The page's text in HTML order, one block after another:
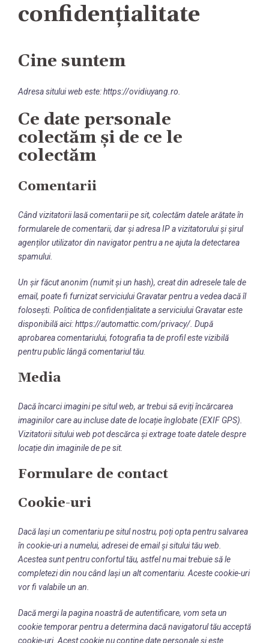
confidențialitate
Cine suntem
Adresa sitului web este: https://ovidiuyang.ro.
Ce date personale
colectăm și de ce le
colectăm
Comentarii
Când vizitatorii lasă comentarii pe sit, colectăm datele arătate în
formularele de comentarii, dar și adresa IP a vizitatorului și șirul
agenților utilizator din navigator pentru a ne ajuta la detectarea
spamului.
Un șir făcut anonim (numit și un hash), creat din adresele tale de
email, poate fi furnizat serviciului Gravatar pentru a vedea dacă îl
folosești. Politica de confidențialitate a serviciului Gravatar este
disponibilă aici: https://automattic.com/privacy/. După
aprobarea comentariului, fotografia ta de profil este vizibilă
pentru public lângă comentariul tău.
Media
Dacă încarci imagini pe situl web, ar trebui să eviți încărcarea
imaginilor care au incluse date de locație înglobate (EXIF GPS).
Vizitatorii sitului web pot descărca și extrage toate datele despre
locație din imaginile de pe sit.
Formulare de contact
Cookie-uri
Dacă lași un comentariu pe situl nostru, poți opta pentru salvarea
în cookie-uri a numelui, adresei de email și sitului tău web.
Acestea sunt pentru confortul tău, astfel nu mai trebuie să le
completezi din nou când lași un alt comentariu. Aceste cookie-uri
vor fi valabile un an.
Dacă mergi la pagina noastră de autentificare, vom seta un
cookie temporar pentru a determina dacă navigatorul tău acceptă
cookie-uri. Acest cookie nu conține date personale și este